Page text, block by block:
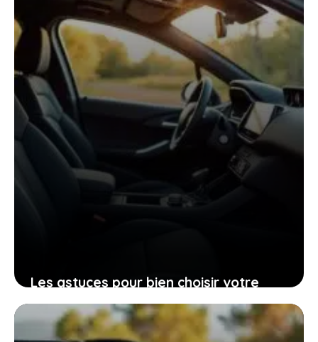
Les astuces pour bien choisir votre
Peugeot 206 d’occasion grâce à sa
fiche technique